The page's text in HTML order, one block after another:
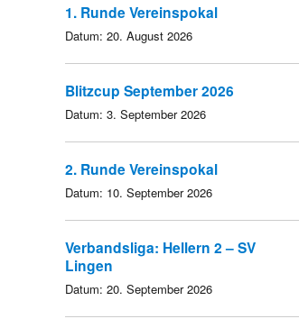
1. Runde Vereinspokal
Datum: 20. August 2026
Blitzcup September 2026
Datum: 3. September 2026
2. Runde Vereinspokal
Datum: 10. September 2026
Verbandsliga: Hellern 2 – SV
Lingen
Datum: 20. September 2026